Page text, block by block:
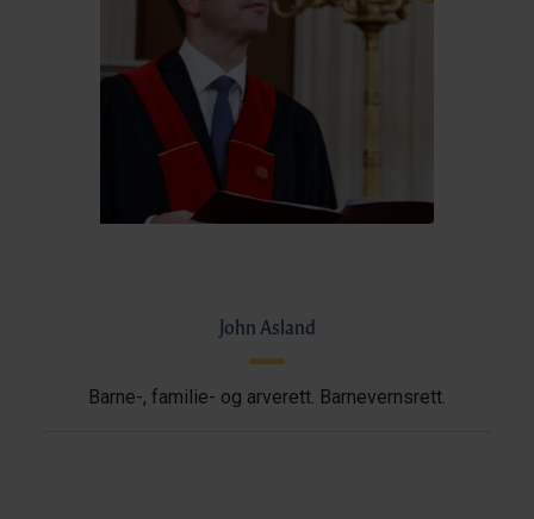
John Asland
Barne-, familie- og arverett. Barnevernsrett.